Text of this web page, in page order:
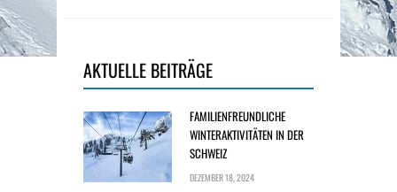
AKTUELLE BEITRÄGE
FAMILIENFREUNDLICHE
WINTERAKTIVITÄTEN IN DER
SCHWEIZ
DEZEMBER 18, 2024